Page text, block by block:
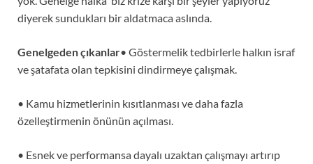
diyerek sundukları bir aldatmaca aslında.
Genelgeden çıkanlar• Göstermelik tedbirlerle halkın israf
ve şatafata olan tepkisini dindirmeye çalışmak.
• Kamu hizmetlerinin kısıtlanması ve daha fazla
özelleştirmenin önünün açılması.
• Esnek ve performansa dayalı uzaktan çalışmayı artırıp